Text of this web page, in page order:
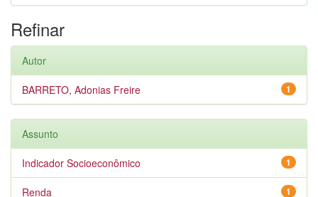
Refinar
Autor
1
BARRETO, Adonias Freire
Assunto
1
Indicador Socioeconômico
1
Renda